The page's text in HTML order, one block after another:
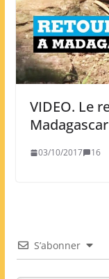
VIDEO. Le
03/10/2017 16
S’abonner